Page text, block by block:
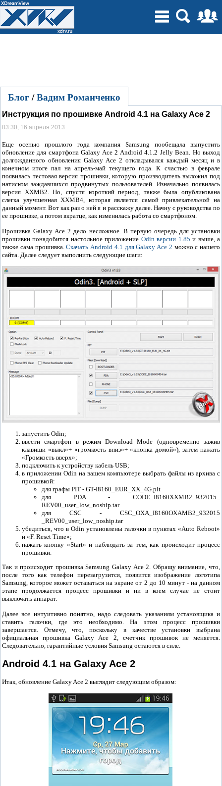
Блог /Вадим Романченко
Инструкция по прошивке Android 4.1 на Galaxy Ace 2
03:30, 16 апреля 2013
Еще осенью прошлого года компания Samsung пообещала выпустить
обновление для смартфона Galaxy Ace 2 Android 4.1.2 Jelly Bean. Но выход
долгожданного обновления Galaxy Ace 2 откладывался каждый месяц и в
конечном итоге пал на апрель-май текущего года. К счастью в феврале
появилась тестовая версия прошивки, которую производитель выложил под
натиском заждавшихся продвинутых пользователей. Изначально появилась
версия XXMB2. Но, спустя короткий период, также была опубликована
слегка улучшенная XXMB4, которая является самой привлекательной на
данный момент. Вот как раз о ней я и расскажу далее. Начну с руководства по
ее прошивке, а потом вкратце, как изменилась работа со смартфоном.
Прошивка Galaxy Ace 2 дело несложное. В первую очередь для установки
прошивки понадобится настольное приложение Odin версии 1.85 и выше, а
также сама прошивка.Скачать Android 4.1 для Galaxy Ace 2 можно с нашего
сайта. Далее следует выполнить следующие шаги:
запустить Odin;
ввести смартфон в режим Download Mode (одновременно зажив
клавиши «выкл»+ «громкость вниз»+ «кнопка домой»), затем нажать
«Громкость вверх»;
подключить к устройству кабель USB;
в приложении Odin на вашем компьютере выбрать файлы из архива с
прошивкой:
для графы PIT - GT-I8160_EUR_XX_4G.pit
для PDA - CODE_I8160XXMB2_932015_
REV00_user_low_noship.tar
для CSC - CSC_OXA_I8160OXAMB2_932015
_REV00_user_low_noship.tar
убедиться, что в Odin установлены галочки в пунктах «Auto Reboot»
и «F. Reset Time»;
нажать кнопку «Start» и наблюдать за тем, как происходит процесс
прошивки.
Так и происходит прошивка Samsung Galaxy Ace 2. Обращу внимание, что,
после того как телефон перезагрузится, появится изображение логотипа
Samsung, которое может оставаться на экране от 2 до 10 минут - на данном
этапе продолжается процесс прошивки и ни в коем случае не стоит
выключать аппарат.
Далее все интуитивно понятно, надо следовать указаниям установщика и
ставить галочки, где это необходимо. На этом процесс прошивки
завершается. Отмечу, что, поскольку в качестве установки выбрана
официальная прошивка Galaxy Ace 2, счетчик прошивок не меняется.
Следовательно, гарантийные условия Samsung остаются в силе.
Android 4.1 на Galaxy Ace 2
Итак, обновление Galaxy Ace 2 выглядит следующим образом: